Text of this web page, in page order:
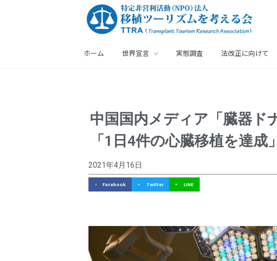
ホーム 世界宣言 実態調査 法改正に向けて
中
国
内
メ
ィ
ア
中国国内メディア「臓器ド
「1日4件の心臓移植を達成
2021年4月16日
Facebook Twitter LINE